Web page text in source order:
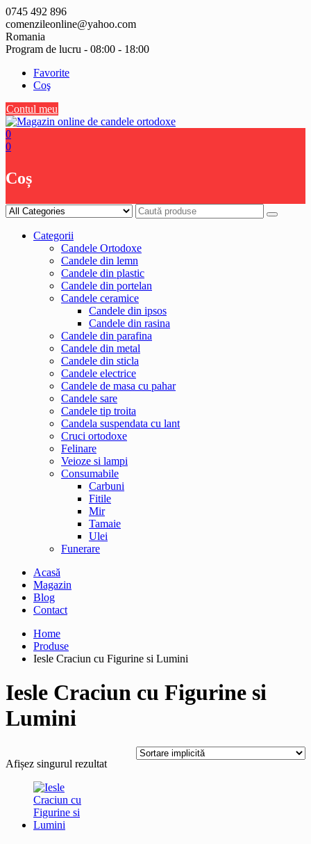
Skip
to
content
0745 492 896
comenzileonline@yahoo.com
Romania
Program de lucru - 08:00 - 18:00
Favorite
Coş
Contul meu
0
0
Coș
Categorii
Candele Ortodoxe
Candele din lemn
Candele din plastic
Candele din portelan
Candele ceramice
Candele din ipsos
Candele din rasina
Candele din parafina
Candele din metal
Candele din sticla
Candele electrice
Candele de masa cu pahar
Candele sare
Candele tip troita
Candela suspendata cu lant
Cruci ortodoxe
Felinare
Veioze si lampi
Consumabile
Carbuni
Fitile
Mir
Tamaie
Ulei
Funerare
Acasă
Magazin
Blog
Contact
Home
Produse
Iesle Craciun cu Figurine si Lumini
Iesle Craciun cu Figurine si
Lumini
Afișez singurul rezultat